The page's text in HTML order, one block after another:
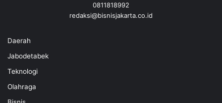
0811818992
redaksi@bisnisjakarta.co.id
Daerah
Jabodetabek
Teknologi
Olahraga